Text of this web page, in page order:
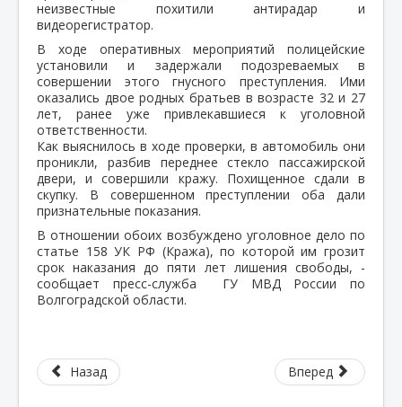
неизвестные похитили антирадар и
видеорегистратор.
В ходе оперативных мероприятий полицейские
установили и задержали подозреваемых в
совершении этого гнусного преступления. Ими
оказались двое родных братьев в возрасте 32 и 27
лет, ранее уже привлекавшиеся к уголовной
ответственности.
Как выяснилось в ходе проверки, в автомобиль они
проникли, разбив переднее стекло пассажирской
двери, и совершили кражу. Похищенное сдали в
скупку. В совершенном преступлении оба дали
признательные показания.
В отношении обоих возбуждено уголовное дело по
статье 158 УК РФ (Кража), по которой им грозит
срок наказания до пяти лет лишения свободы, -
сообщает пресс-служба ГУ МВД России по
Волгоградской области.
Назад Вперед